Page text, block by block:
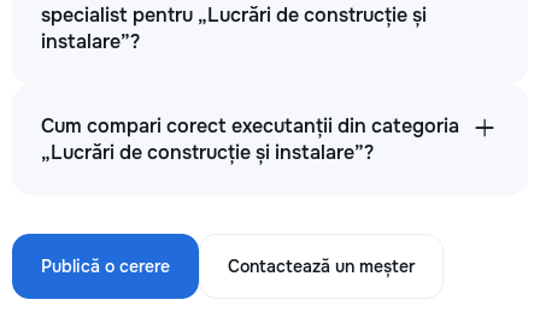
specialist pentru „Lucrări de construcție și
instalare”?
Cum compari corect executanții din categoria
„Lucrări de construcție și instalare”?
Publică o cerere Contactează un meșter